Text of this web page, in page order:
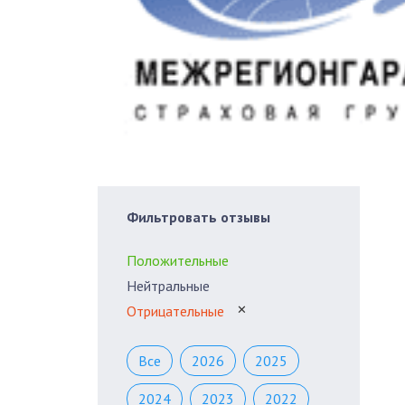
Фильтровать отзывы
Положительные
Нейтральные
Отрицательные
✕
Все 2026 2025
2024 2023 2022